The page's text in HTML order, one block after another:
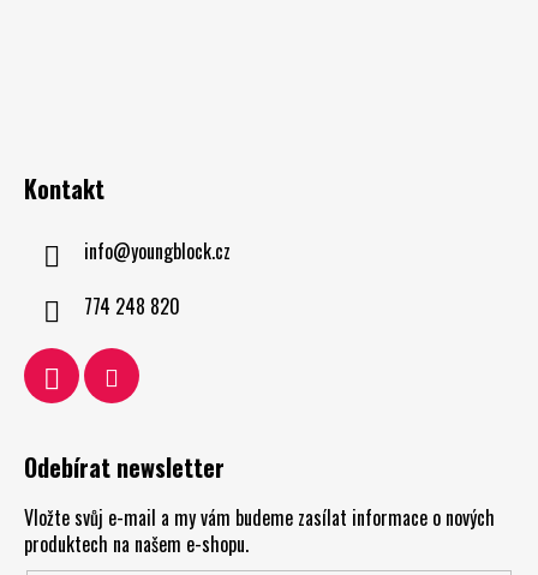
Kontakt
info@youngblock.cz
774 248 820
Odebírat newsletter
Vložte svůj e-mail a my vám budeme zasílat informace o nových
produktech na našem e-shopu.